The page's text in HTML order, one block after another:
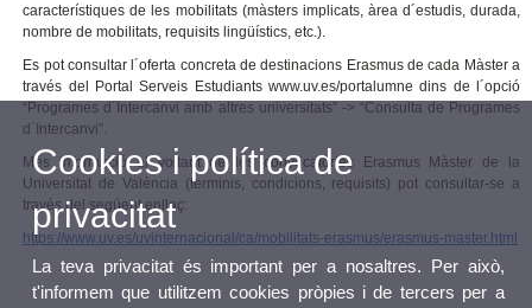
característiques de les mobilitats (màsters implicats, àrea d´estudis, durada,
nombre de mobilitats, requisits lingüístics, etc.).
Es pot consultar l´oferta concreta de destinacions Erasmus de cada Màster a
través del Portal Serveis Estudiants www.uv.es/portalumne dins de l´opció
“Programes d´Intercanvi amb altres universitats” -> “Consulta de Programes
d´Intercanvi”.
Més informació al voltant de les convocatòries Erasmus Màster de la
Universitat de València (terminis, condicions, requisits) pot consultar-se a
través del següent enllaç:
https://www.uv.es/uvinternacional/ca/mobilitats-erasmus/erasmus-master.html
Cookies i política de
privacitat
La teva privacitat és important per a nosaltres. Per això,
t'informem que utilitzem cookies pròpies i de tercers per a